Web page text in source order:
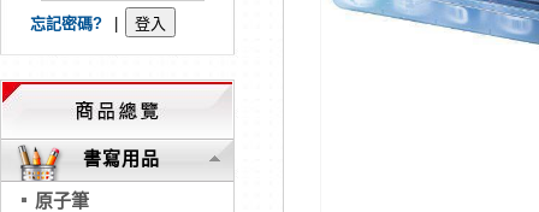
忘記密碼?
書寫用品
原子筆